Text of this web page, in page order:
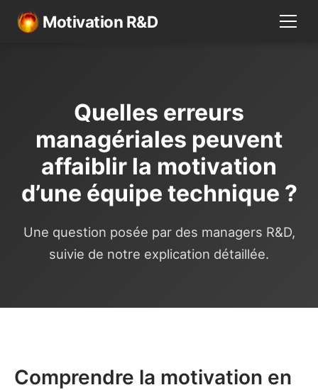
Motivation R&D
Quelles erreurs
managériales peuvent
affaiblir la motivation
d’une équipe technique ?
Une question posée par des managers R&D,
suivie de notre explication détaillée.
Comprendre la motivation en